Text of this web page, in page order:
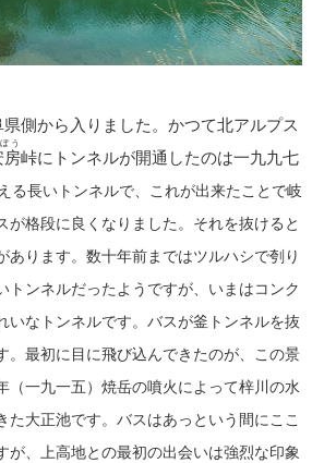
側から入りました。かつて北アルプス
房
う
峠にトンネルが開通したのは一九九七
る長いトンネルで、
これが出来たことで岐
が格段に良くなりました。それを抜けると
あります。数十年前まではツルハシで刳り
トンネルだったようですが、いまはコンク
いなトンネルです。バスが釜トンネルを抜
。最初に目に飛び込んできたのが、この景
（一九一五）焼岳の噴火によって梓川の水
た大正池です。バスはあっという間にここ
が、上高地との最初の出会いは強烈な印象